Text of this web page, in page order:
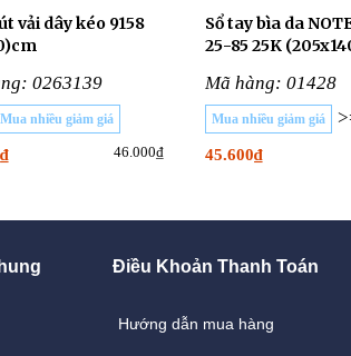
vải dây kéo 9158
0263139
Mua nhiều giảm giá
46.000₫
Sổ tay bìa da
25-85 25K
Mã hàng: 01428
Mua nhiều giảm giá
45.600₫
Điều Khoản Thanh Toán
Hướng dẫn mua hàng